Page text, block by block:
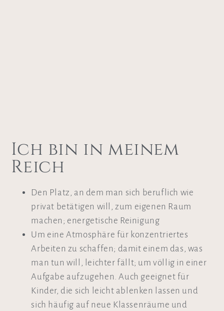
Ich bin in meinem
Reich
Den Platz, an dem man sich beruflich wie
privat betätigen will, zum eigenen Raum
machen; energetische Reinigung
Um eine Atmosphäre für konzentriertes
Arbeiten zu schaffen; damit einem das, was
man tun will, leichter fällt; um völlig in einer
Aufgabe aufzugehen. Auch geeignet für
Kinder, die sich leicht ablenken lassen und
sich häufig auf neue Klassenräume und